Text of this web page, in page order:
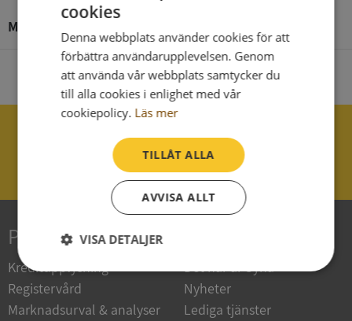
Malmö - Stockholm
support@syna.se
Produkter
Kreditupplysning
Registervård
Marknadsurval & analyser
Det här är Syna
Nyheter
Lediga tjänster
cookies
Denna webbplats använder cookies för att
förbättra användarupplevelsen. Genom
att använda vår webbplats samtycker du
till alla cookies i enlighet med vår
cookiepolicy. Läs mer
TILLÅT ALLA
AVVISA ALLT
VISA DETALJER
Strikt
nödvändigt
Prestanda Inriktning